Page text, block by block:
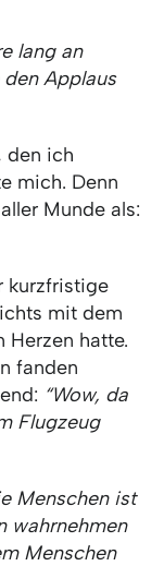
lang an
Applaus
den ich
mich. Denn
Munde als:
kurzfristige
mit dem
Herzen hatte.
fanden
“Wow, da
Flugzeug
Menschen ist
wahrnehmen
Menschen